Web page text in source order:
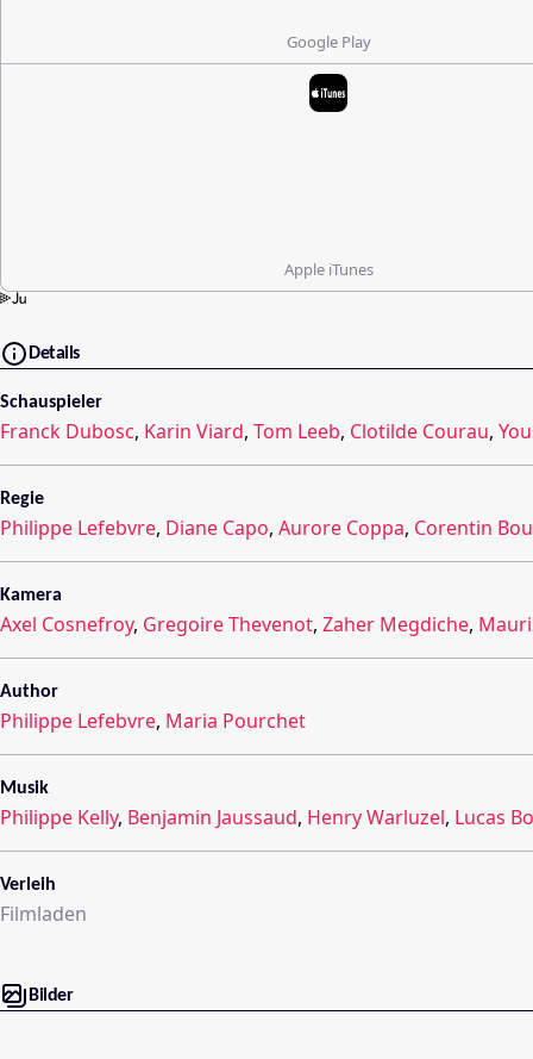
Google Play
Apple iTunes
Details
Schauspieler
Franck Dubosc, Karin Viard, Tom Leeb, Clotilde Courau,
Regie
Philippe Lefebvre, Diane Capo, Aurore Coppa, Corentin
Kamera
Axel Cosnefroy, Gregoire Thevenot, Zaher Megdiche,
Author
Philippe Lefebvre, Maria Pourchet
Musik
Philippe Kelly, Benjamin Jaussaud, Henry Warluzel, Lucas
Verleih
Filmladen
Bilder